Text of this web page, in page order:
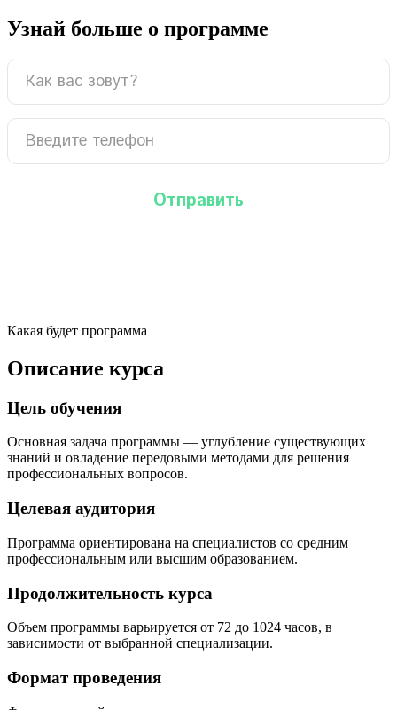
Узнай больше о программе
Какая будет программа
Описание курса
Цель обучения
Основная задача программы — углубление существующих
знаний и овладение передовыми методами для решения
профессиональных вопросов.
Целевая аудитория
Программа ориентирована на специалистов со средним
профессиональным или высшим образованием.
Продолжительность курса
Объем программы варьируется от 72 до 1024 часов, в
зависимости от выбранной специализации.
Формат проведения